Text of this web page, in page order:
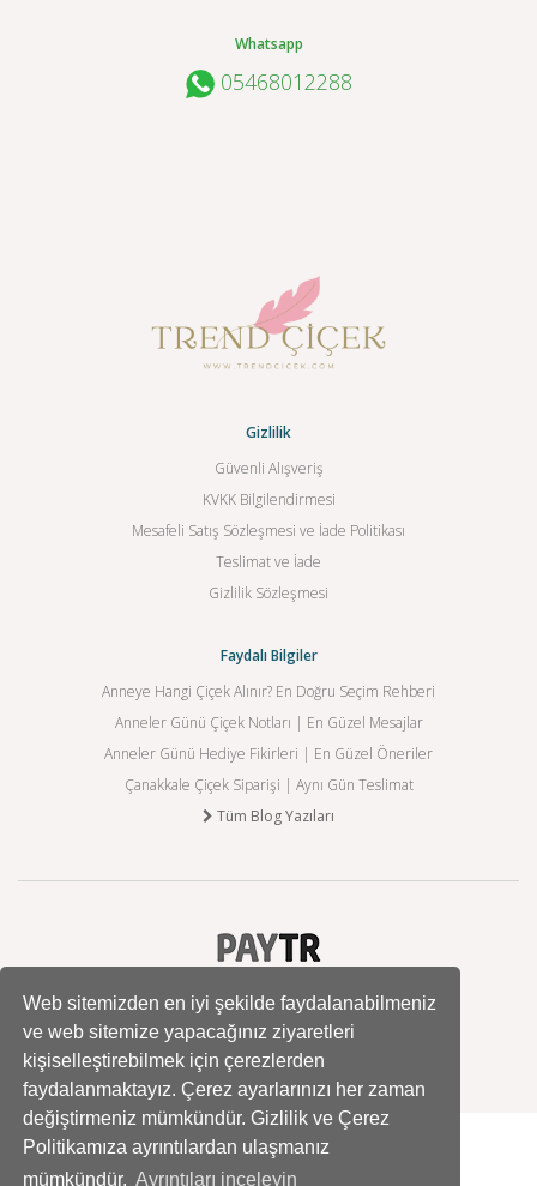
Web sitemizden en iyi şekilde faydalanabilmeniz
ve web sitemize yapacağınız ziyaretleri
kişiselleştirebilmek için çerezlerden
faydalanmaktayız. Çerez ayarlarınızı her zaman
değiştirmeniz mümkündür. Gizlilik ve Çerez
Politikamıza ayrıntılardan ulaşmanız
mümkündür. Ayrıntıları inceleyin
Whatsapp
05468012288
Gizlilik
Güvenli Alışveriş
KVKK Bilgilendirmesi
Mesafeli Satış Sözleşmesi ve İade Politikası
Teslimat ve İade
Gizlilik Sözleşmesi
Faydalı Bilgiler
Anneye Hangi Çiçek Alınır? En Doğru Seçim Rehberi
Anneler Günü Çiçek Notları | En Güzel Mesajlar
Anneler Günü Hediye Fikirleri | En Güzel Öneriler
Çanakkale Çiçek Siparişi | Aynı Gün Teslimat
Tüm Blog Yazıları